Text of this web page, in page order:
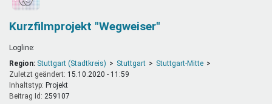
Kurzfilmprojekt "Wegweiser"
Logline:
Region: Stuttgart (Stadtkreis) Stuttgart
Stuttgart-Mitte
Zuletzt geändert: 15.10.2020 - 11:59
Inhaltstyp:
projekt
Beitrag Id: 259107